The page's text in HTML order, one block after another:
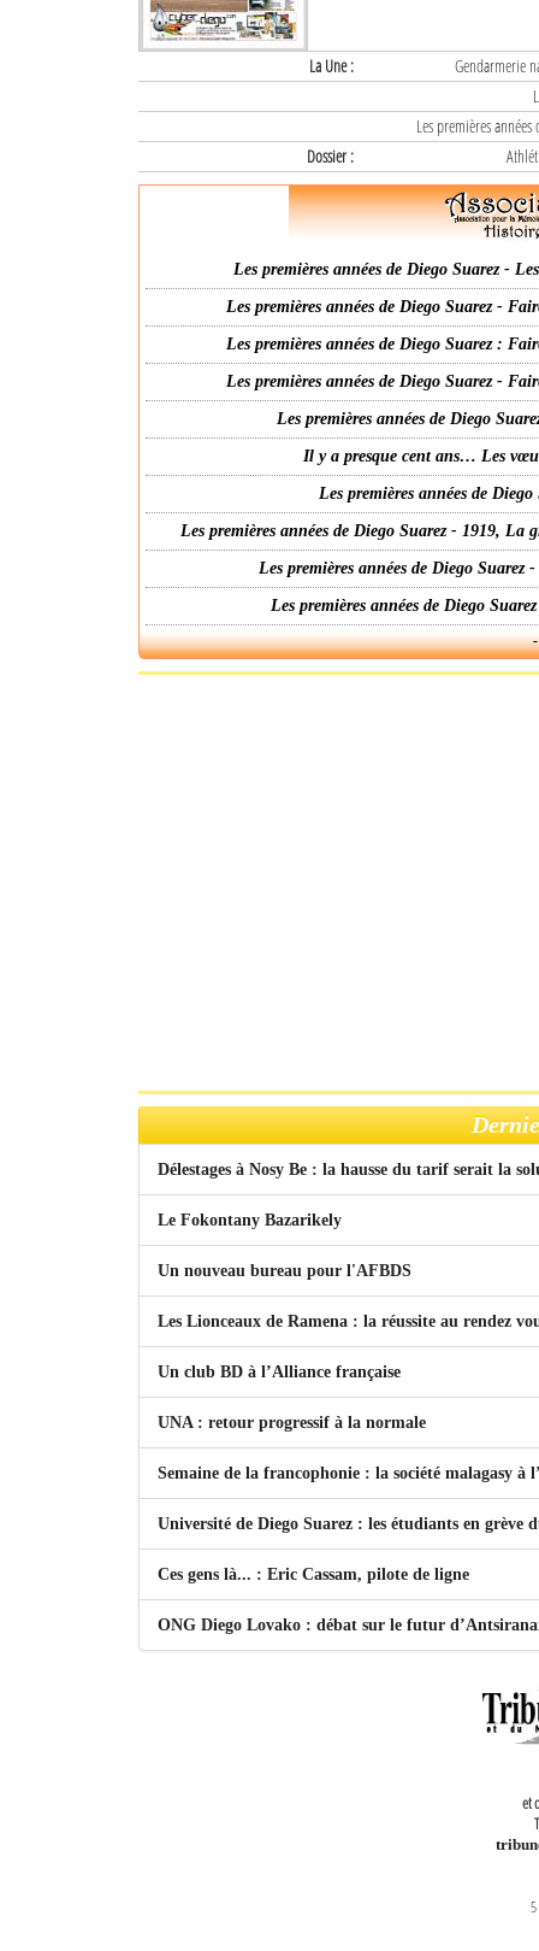
La Une :
Gendarmerie
Les premières
Dossier :
Les premières années de Diego Suarez -
Les premières années de Diego Suarez -
Les premières années de Diego Suarez :
Les premières années de Diego Suarez -
Les premières années de Diego
Il y a presque cent ans… Les
Les premières années de
Les premières années de Diego Suarez - 1919,
Les premières années de Diego
Les premières années de Diego
Délestages à Nosy Be : la hausse du tarif serait la
Le Fokontany Bazarikely
Un nouveau bureau pour l'AFBDS
Les Lionceaux de Ramena : la réussite au rendez
Un club BD à l’Alliance française
UNA : retour progressif à la normale
Semaine de la francophonie : la société malagasy à
Université de Diego Suarez : les étudiants en grève
Ces gens là... : Eric Cassam, pilote de ligne
ONG Diego Lovako : débat sur le futur
et